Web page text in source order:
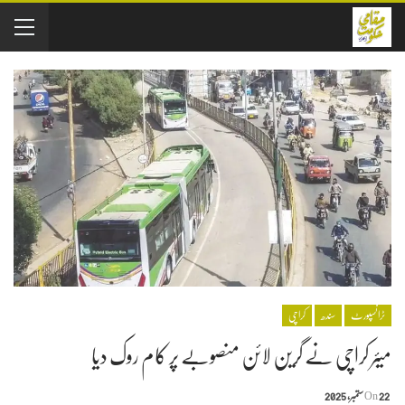
ٹرانسپورٹ سندھ کراچی
میئر کراچی نے گرین لائن منصوبے پر کام روک دیا
On 22 ستمبر, 2025